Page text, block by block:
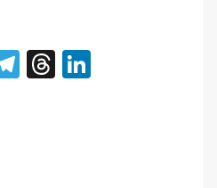
Telegram
Threads